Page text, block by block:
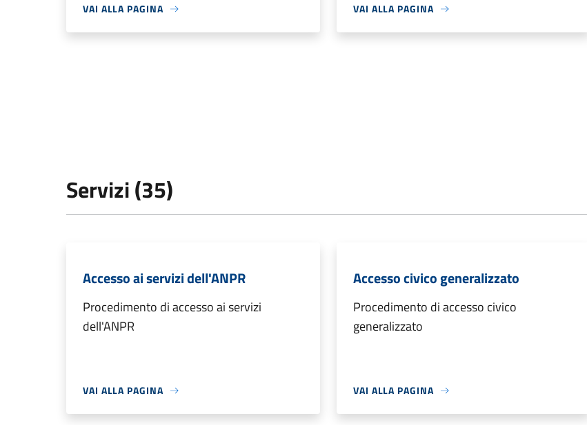
VAI ALLA PAGINA VAI ALLA PAGINA
Servizi (35)
Accesso ai servizi dell'ANPR
Procedimento di accesso ai servizi
dell'ANPR
VAI ALLA PAGINA
Accesso civico generalizzato
Procedimento di accesso civico
generalizzato
VAI ALLA PAGINA